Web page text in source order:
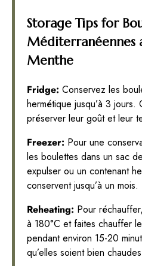
Storage Tips for
Méditerranéennes
Menthe
Fridge: Conservez les
hermétique jusqu’à 3 jours.
préserver leur goût et leur
Freezer: Pour une
les boulettes dans un sac
expulser ou un contenant
conservent jusqu’à un mois.
Reheating: Pour
à 180°C et faites chauffer
pendant environ 15-20
qu’elles soient bien